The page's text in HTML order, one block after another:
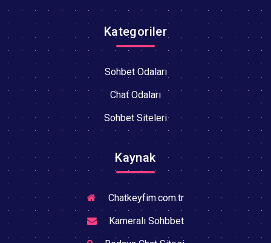
Kategoriler
Sohbet Odaları
Chat Odaları
Sohbet Siteleri
Kaynak
Chatkeyfim.com.tr
Kameralı Sohbbet